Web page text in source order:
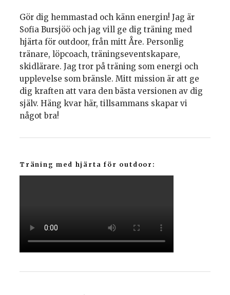
Gör dig hemmastad och känn energin! Jag är
Sofia Bursjöö och jag vill ge dig träning med
hjärta för outdoor, från mitt Åre. Personlig
tränare, löpcoach, träningseventskapare,
skidlärare. Jag tror på träning som energi och
upplevelse som bränsle. Mitt mission är att ge
dig kraften att vara den bästa versionen av dig
själv. Häng kvar här, tillsammans skapar vi
något bra!
Träning med hjärta för outdoor: